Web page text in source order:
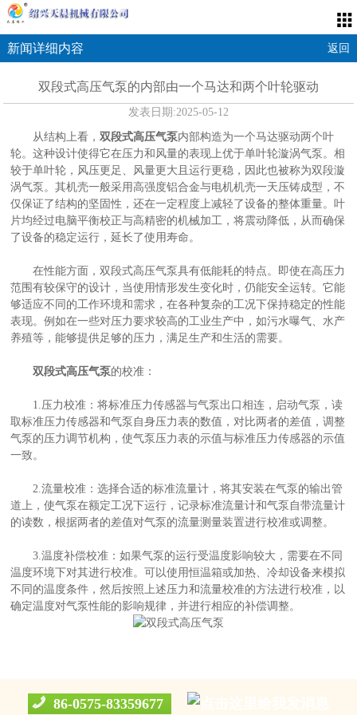
产
新闻详细内容 返回
双段式高压气泵的内部由一个马达和两个叶轮驱动
发表日期:2025-05-12
从结构上看，双段式高压气泵内部构造为一个马达驱动两个叶
轮。这种设计使得它在压力和风量的表现上优于单叶轮漩涡气泵。相
较于单叶轮，风压更足、风量更大且运行更稳，因此也被称为双段漩
涡气泵。其机壳一般采用高强度铝合金与电机机壳一天压铸成型，不
仅保证了结构的坚固性，还在一定程度上减轻了设备的整体重量。叶
片均经过电脑平衡校正与高精密的机械加工，将震动降低，从而确保
了设备的稳定运行，延长了使用寿命。
在性能方面，双段式高压气泵具有低能耗的特点。即使在高压力
范围有较保守的设计，当使用情形发生变化时，仍能安全运转。它能
够适应不同的工作环境和需求，在各种复杂的工况下保持稳定的性能
表现。例如在一些对压力要求较高的工业生产中，如污水曝气、水产
养殖等，能够提供足够的压力，满足生产和生活的需要。
双段式高压气泵的校准：
1.压力校准：将标准压力传感器与气泵出口相连，启动气泵，读
取标准压力传感器和气泵自身压力表的数值，对比两者的差值，调整
气泵的压力调节机构，使气泵压力表的示值与标准压力传感器的示值
一致。
2.流量校准：选择合适的标准流量计，将其安装在气泵的输出管
道上，使气泵在额定工况下运行，记录标准流量计和气泵自带流量计
的读数，根据两者的差值对气泵的流量测量装置进行校准或调整。
3.温度补偿校准：如果气泵的运行受温度影响较大，需要在不同
温度环境下对其进行校准。可以使用恒温箱或加热、冷却设备来模拟
不同的温度条件，然后按照上述压力和流量校准的方法进行校准，以
确定温度对气泵性能的影响规律，并进行相应的补偿调整。
86-0575-83359677